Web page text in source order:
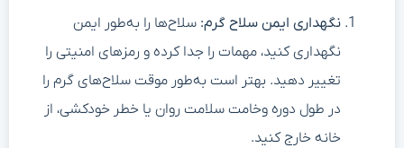
نگهداری ایمن سلاح گرم: سلاح‌ها را به‌طور ایمن
نگهداری کنید، مهمات را جدا کرده و رمزهای امنیتی را
تغییر دهید. بهتر است به‌طور موقت سلاح‌های گرم را
در طول دوره وخامت سلامت روان یا خطر خودکشی، از
خانه خارج کنید.